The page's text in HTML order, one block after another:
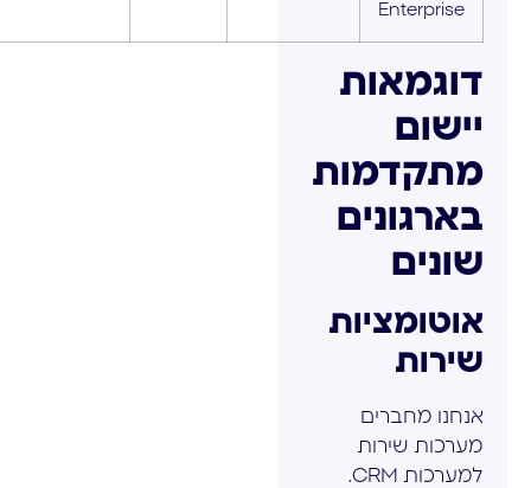
Enterprise
דוגמאות
יישום
מתקדמות
בארגונים
שונים
אוטומציות
שירות
אנחנו מחברים
מערכות שירות
למערכות CRM.